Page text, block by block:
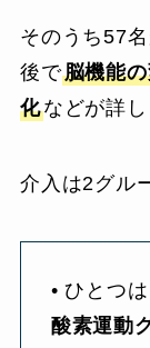
そのうち57
後で脳機能
化などが詳し
介入は2グル
• ひとつは
酸素運動